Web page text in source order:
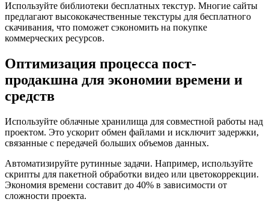
Используйте библиотеки бесплатных текстур. Многие сайты
предлагают высококачественные текстуры для бесплатного
скачивания, что поможет сэкономить на покупке
коммерческих ресурсов.
Оптимизация процесса пост-
продакшна для экономии времени и
средств
Используйте облачные хранилища для совместной работы над
проектом. Это ускорит обмен файлами и исключит задержки,
связанные с передачей больших объемов данных.
Автоматизируйте рутинные задачи. Например, используйте
скрипты для пакетной обработки видео или цветокоррекции.
Экономия времени составит до 40% в зависимости от
сложности проекта.